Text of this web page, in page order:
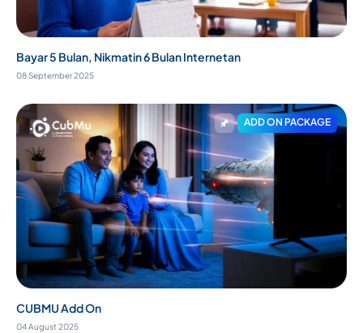
Bayar 5 Bulan, Nikmatin 6 Bulan Internetan
08 September 2025
ADD ON PACKAGE
CUBMU Add On
04 August 2025